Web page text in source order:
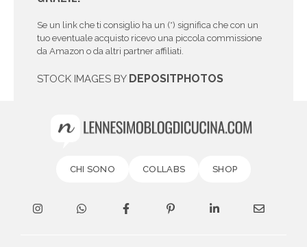
Se un link che ti consiglio ha un (*) significa che con un
tuo eventuale acquisto ricevo una piccola commissione
da Amazon o da altri partner affiliati.
STOCK IMAGES BY DEPOSITPHOTOS
CHI SONO COLLABS SHOP